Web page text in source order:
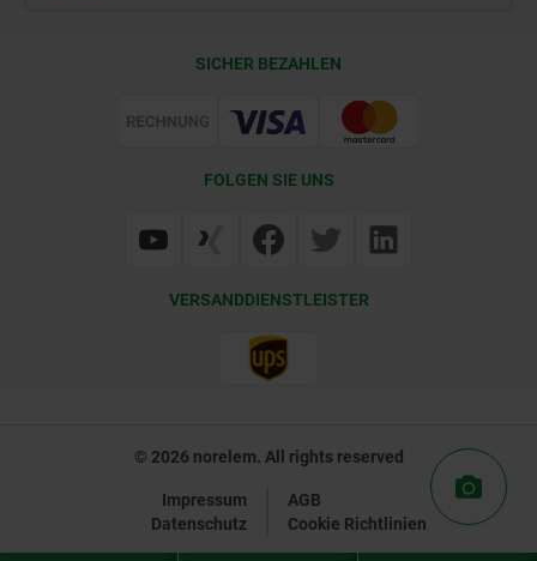
SICHER BEZAHLEN
FOLGEN SIE UNS
VERSANDDIENSTLEISTER
© 2026 norelem. All rights reserved
Impressum
AGB
Datenschutz
Cookie Richtlinien